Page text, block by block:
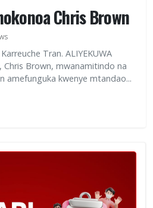
Chris Brown
Tran. ALIYEKUWA
Brown, mwanamitindo na
amefunguka kwenye mtandao...